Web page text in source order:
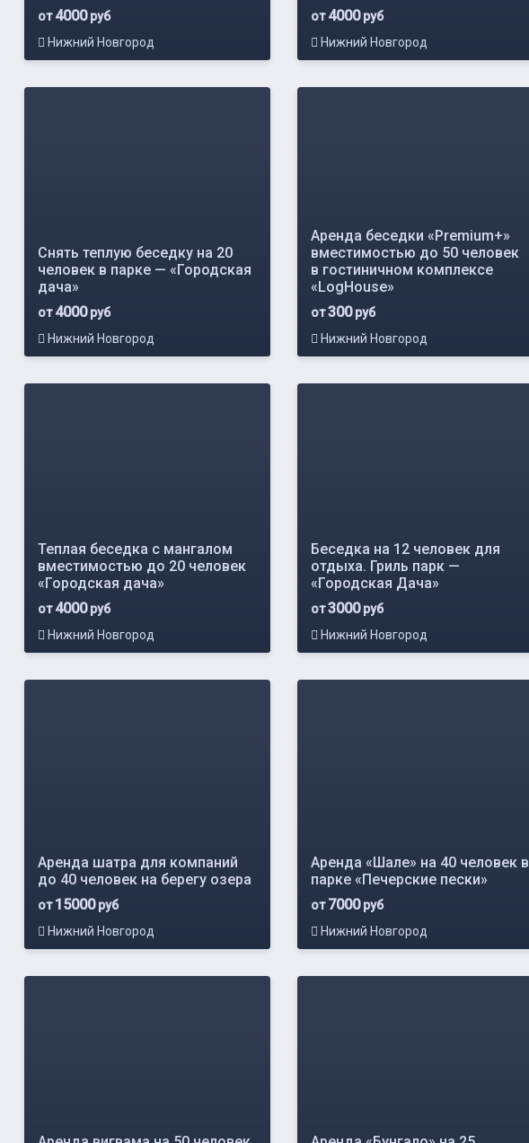
от4000руб
Нижний Новгород
от4000руб
Нижний Новгород
Снять теплую беседку на 20
человек в парке — «Городская
дача»
от4000руб
Нижний Новгород
Аренда беседки «Premium+»
вместимостью до 50 человек
в гостиничном комплексе
«LogHouse»
от300руб
Нижний Новгород
Теплая беседка с мангалом
вместимостью до 20 человек
«Городская дача»
от4000руб
Нижний Новгород
Беседка на 12 человек для
отдыха. Гриль парк —
«Городская Дача»
от3000руб
Нижний Новгород
Аренда шатра для компаний
до 40 человек на берегу озера
от15000руб
Нижний Новгород
Аренда «Шале» на 40 человек в
парке «Печерские пески»
от7000руб
Нижний Новгород